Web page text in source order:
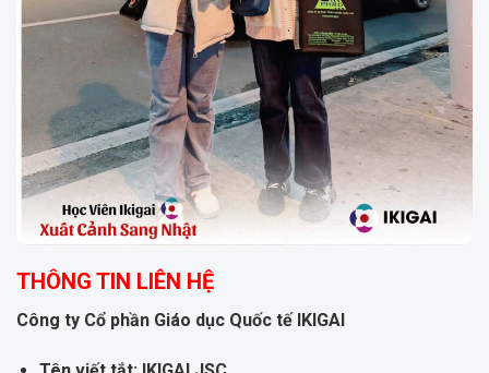
THÔNG TIN LIÊN HỆ
Công ty Cổ phần Giáo dục Quốc tế IKIGAI